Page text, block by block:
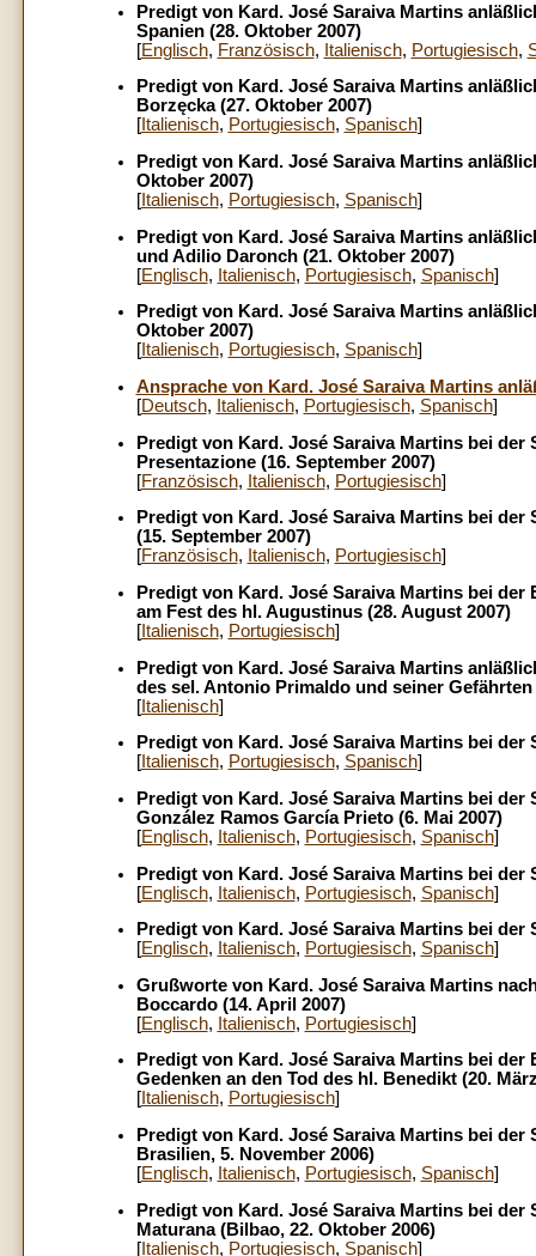
Predigt von Kard. José Saraiva Martins
Spanien (28. Oktober 2007)
[Englisch, Französisch, Italienisch, Portugiesisch,
Predigt von Kard. José Saraiva Martins
Borzęcka (27. Oktober 2007)
[Italienisch, Portugiesisch, Spanisch]
Predigt von Kard. José Saraiva Martins
Oktober 2007)
[Italienisch, Portugiesisch, Spanisch]
Predigt von Kard. José Saraiva Martins
und Adilio Daronch (21. Oktober 2007)
[Englisch, Italienisch, Portugiesisch, Spanisch]
Predigt von Kard. José Saraiva Martins
Oktober 2007)
[Italienisch, Portugiesisch, Spanisch]
Ansprache von Kard. José Saraiva Martins
[Deutsch, Italienisch, Portugiesisch, Spanisch]
Predigt von Kard. José Saraiva Martins bei
Presentazione (16. September 2007)
[Französisch, Italienisch, Portugiesisch]
Predigt von Kard. José Saraiva Martins bei
(15. September 2007)
[Französisch, Italienisch, Portugiesisch]
Predigt von Kard. José Saraiva Martins bei
am Fest des hl. Augustinus (28. August 2007)
[Italienisch, Portugiesisch]
Predigt von Kard. José Saraiva Martins
des sel. Antonio Primaldo und seiner
[Italienisch]
Predigt von Kard. José Saraiva Martins bei
[Italienisch, Portugiesisch, Spanisch]
Predigt von Kard. José Saraiva Martins bei
González Ramos García Prieto (6. Mai 2007)
[Englisch, Italienisch, Portugiesisch, Spanisch]
Predigt von Kard. José Saraiva Martins bei der
[Englisch, Italienisch, Portugiesisch, Spanisch]
Predigt von Kard. José Saraiva Martins bei der
[Englisch, Italienisch, Portugiesisch, Spanisch]
Grußworte von Kard. José Saraiva Martins
Boccardo (14. April 2007)
[Englisch, Italienisch, Portugiesisch]
Predigt von Kard. José Saraiva Martins bei
Gedenken an den Tod des hl. Benedikt (20.
[Italienisch, Portugiesisch]
Predigt von Kard. José Saraiva Martins bei
Brasilien, 5. November 2006)
[Englisch, Italienisch, Portugiesisch, Spanisch]
Predigt von Kard. José Saraiva Martins bei
Maturana (Bilbao, 22. Oktober 2006)
[Italienisch, Portugiesisch, Spanisch]